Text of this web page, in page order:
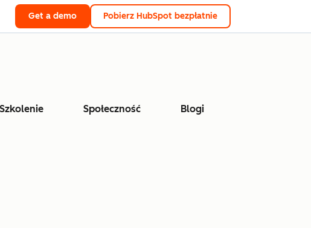
Get a demo Pobierz HubSpot bezpłatnie
Szkolenie Społeczność Blogi